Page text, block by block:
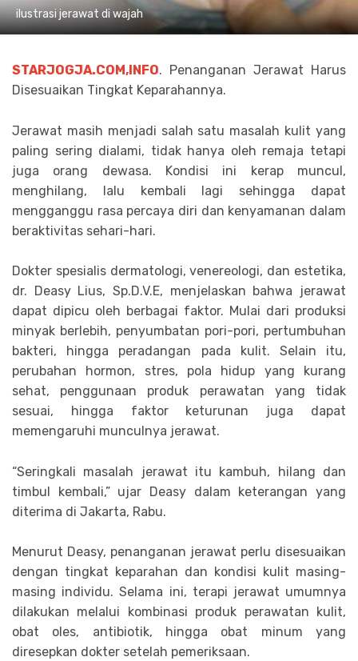
ilustrasi jerawat di wajah
STARJOGJA.COM,INFO. Penanganan Jerawat Harus
Disesuaikan Tingkat Keparahannya.
Jerawat masih menjadi salah satu masalah kulit yang
paling sering dialami, tidak hanya oleh remaja tetapi
juga orang dewasa. Kondisi ini kerap muncul,
menghilang, lalu kembali lagi sehingga dapat
mengganggu rasa percaya diri dan kenyamanan dalam
beraktivitas sehari-hari.
Dokter spesialis dermatologi, venereologi, dan estetika,
dr. Deasy Lius, Sp.D.V.E, menjelaskan bahwa jerawat
dapat dipicu oleh berbagai faktor. Mulai dari produksi
minyak berlebih, penyumbatan pori-pori, pertumbuhan
bakteri, hingga peradangan pada kulit. Selain itu,
perubahan hormon, stres, pola hidup yang kurang
sehat, penggunaan produk perawatan yang tidak
sesuai, hingga faktor keturunan juga dapat
memengaruhi munculnya jerawat.
“Seringkali masalah jerawat itu kambuh, hilang dan
timbul kembali,” ujar Deasy dalam keterangan yang
diterima di Jakarta, Rabu.
Menurut Deasy, penanganan jerawat perlu disesuaikan
dengan tingkat keparahan dan kondisi kulit masing-
masing individu. Selama ini, terapi jerawat umumnya
dilakukan melalui kombinasi produk perawatan kulit,
obat oles, antibiotik, hingga obat minum yang
diresepkan dokter setelah pemeriksaan.